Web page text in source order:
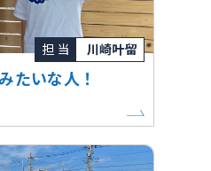
担 当 川崎叶留
たいな人！